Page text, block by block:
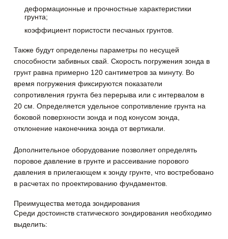
деформационные и прочностные характеристики
грунта;
коэффициент пористости песчаных грунтов.
Также будут определены параметры по несущей
способности забивных свай. Скорость погружения зонда в
грунт равна примерно 120 сантиметров за минуту. Во
время погружения фиксируются показатели
сопротивления грунта без перерыва или с интервалом в
20 см. Определяется удельное сопротивление грунта на
боковой поверхности зонда и под конусом зонда,
отклонение наконечника зонда от вертикали.
Дополнительное оборудование позволяет определять
поровое давление в грунте и рассеивание порового
давления в прилегающем к зонду грунте, что востребовано
в расчетах по проектированию фундаментов.
Преимущества метода зондирования
Среди достоинств статического зондирования необходимо
выделить: